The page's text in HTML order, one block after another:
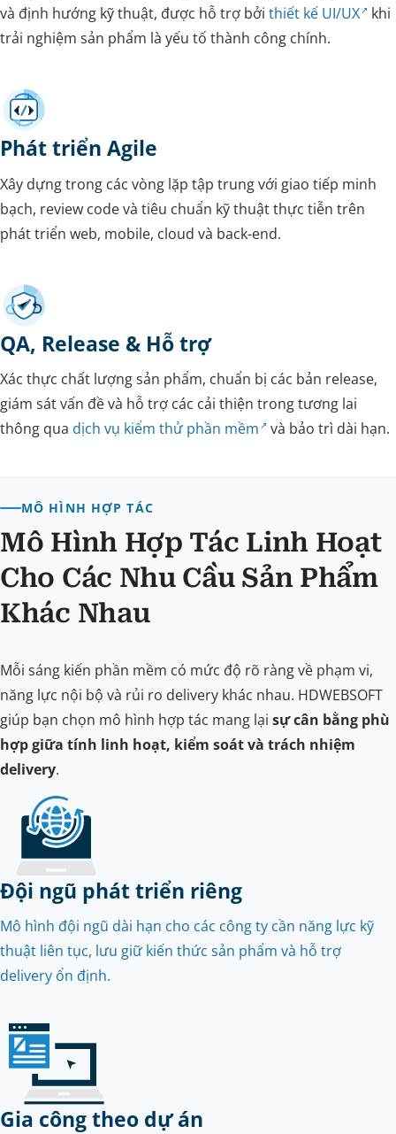
và định hướng kỹ thuật, được hỗ trợ bởi thiết kế UI/UX
khi
trải nghiệm sản phẩm là yếu tố thành công chính.
Phát triển Agile
Xây dựng trong các vòng lặp tập trung với giao tiếp minh
bạch, review code và tiêu chuẩn kỹ thuật thực tiễn trên
phát triển web, mobile, cloud và back-end.
QA, Release & Hỗ trợ
Xác thực chất lượng sản phẩm, chuẩn bị các bản release,
giám sát vấn đề và hỗ trợ các cải thiện trong tương lai
thông qua dịch vụ kiểm thử phần mềm và bảo trì dài hạn.
MÔ HÌNH HỢP TÁC
Mô Hình Hợp Tác Linh Hoạt
Cho Các Nhu Cầu Sản Phẩm
Khác Nhau
Mỗi sáng kiến phần mềm có mức độ rõ ràng về phạm vi,
năng lực nội bộ và rủi ro delivery khác nhau. HDWEBSOFT
giúp bạn chọn mô hình hợp tác mang lại sự cân bằng phù
hợp giữa tính linh hoạt, kiểm soát và trách nhiệm
delivery.
Đội ngũ phát triển riêng
Mô hình đội ngũ dài hạn cho các công ty cần năng lực kỹ
thuật liên tục, lưu giữ kiến thức sản phẩm và hỗ trợ
delivery ổn định.
Gia công theo dự án